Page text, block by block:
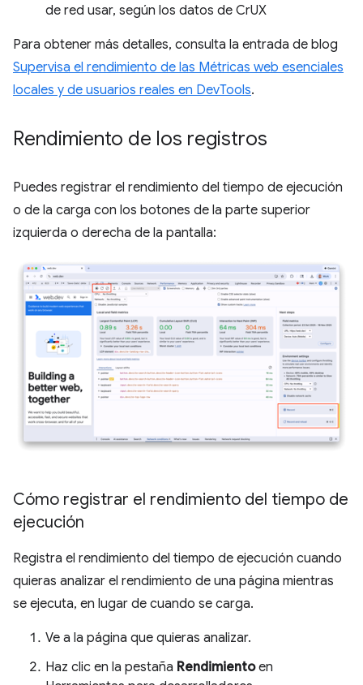
de red usar, según los datos de CrUX
Para obtener más detalles, consulta la entrada de blog
Supervisa el rendimiento de las Métricas web esenciales
locales y de usuarios reales en DevTools.
Rendimiento de los registros
Puedes registrar el rendimiento del tiempo de ejecución
o de la carga con los botones de la parte superior
izquierda o derecha de la pantalla:
Cómo registrar el rendimiento del tiempo de
ejecución
Registra el rendimiento del tiempo de ejecución cuando
quieras analizar el rendimiento de una página mientras
se ejecuta, en lugar de cuando se carga.
Ve a la página que quieras analizar.
Haz clic en la pestaña Rendimientoen